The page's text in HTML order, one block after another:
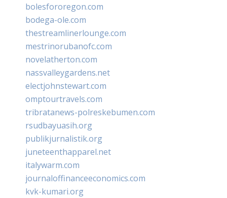
bolesfororegon.com
bodega-ole.com
thestreamlinerlounge.com
mestrinorubanofc.com
novelatherton.com
nassvalleygardens.net
electjohnstewart.com
omptourtravels.com
tribratanews-polreskebumen.com
rsudbayuasih.org
publikjurnalistik.org
juneteenthapparel.net
italywarm.com
journaloffinanceeconomics.com
kvk-kumari.org